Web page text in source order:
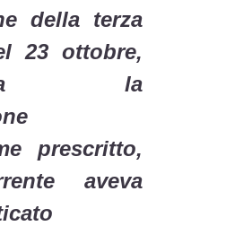
della terza
23 ottobre,
la
prescritto,
aveva